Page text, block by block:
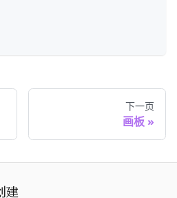
下一页
画板
建